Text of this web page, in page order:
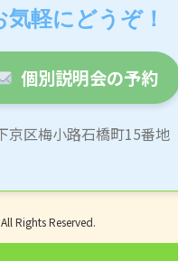
軽にどうぞ！
個別説明会の予約
京区梅小路石橋町15番地
Rights Reserved.
&VK All in One Expansion Unit